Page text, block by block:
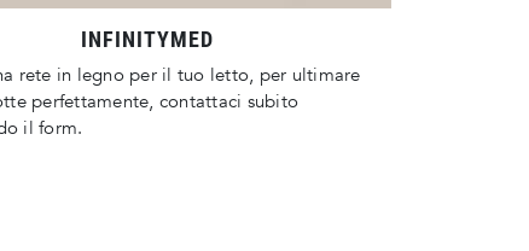
INFINITYMED
rete in legno per il tuo letto, per ultimare
perfettamente, contattaci subito
il form.